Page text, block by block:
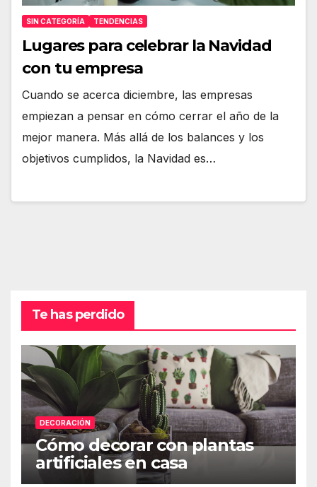
SIN CATEGORÍA TENDENCIAS
Lugares para celebrar la Navidad
con tu empresa
Cuando se acerca diciembre, las empresas
empiezan a pensar en cómo cerrar el año de la
mejor manera. Más allá de los balances y los
objetivos cumplidos, la Navidad es…
Te has perdido
DECORACIÓN
Cómo decorar con plantas
artificiales en casa